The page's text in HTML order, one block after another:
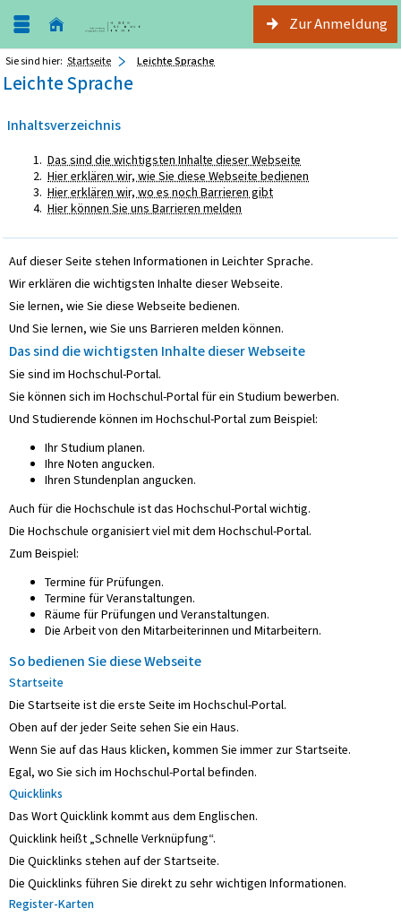
Zur Anmeldung
Sie sind hier: Startseite Leichte Sprache
Leichte Sprache
Inhaltsverzeichnis
Das sind die wichtigsten Inhalte dieser Webseite
Hier erklären wir, wie Sie diese Webseite bedienen
Hier erklären wir, wo es noch Barrieren gibt
Hier können Sie uns Barrieren melden
Auf dieser Seite stehen Informationen in Leichter Sprache.
Wir erklären die wichtigsten Inhalte dieser Webseite.
Sie lernen, wie Sie diese Webseite bedienen.
Und Sie lernen, wie Sie uns Barrieren melden können.
Das sind die wichtigsten Inhalte dieser Webseite
Sie sind im Hochschul-Portal.
Sie können sich im Hochschul-Portal für ein Studium bewerben.
Und Studierende können im Hochschul-Portal zum Beispiel:
Ihr Studium planen.
Ihre Noten angucken.
Ihren Stundenplan angucken.
Auch für die Hochschule ist das Hochschul-Portal wichtig.
Die Hochschule organisiert viel mit dem Hochschul-Portal.
Zum Beispiel:
Termine für Prüfungen.
Termine für Veranstaltungen.
Räume für Prüfungen und Veranstaltungen.
Die Arbeit von den Mitarbeiterinnen und Mitarbeitern.
So bedienen Sie diese Webseite
Startseite
Die Startseite ist die erste Seite im Hochschul-Portal.
Oben auf der jeder Seite sehen Sie ein Haus.
Wenn Sie auf das Haus klicken, kommen Sie immer zur Startseite.
Egal, wo Sie sich im Hochschul-Portal befinden.
Quicklinks
Das Wort Quicklink kommt aus dem Englischen.
Quicklink heißt „Schnelle Verknüpfung“.
Die Quicklinks stehen auf der Startseite.
Die Quicklinks führen Sie direkt zu sehr wichtigen Informationen.
Register-Karten